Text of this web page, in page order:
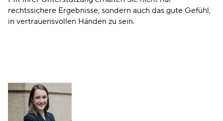
rechtssichere Ergebnisse, sondern auch das gute Gefühl,
in vertrauensvollen Händen zu sein.